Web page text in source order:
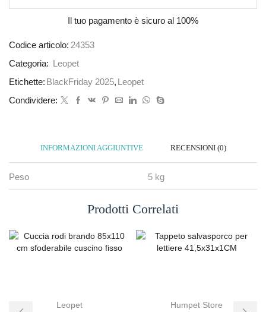
Il tuo pagamento è sicuro al 100%
Codice articolo: 24353
Categoria:
Leopet
Etichette: BlackFriday 2025,
Leopet
Condividere:
INFORMAZIONI AGGIUNTIVE RECENSIONI (0)
Peso 5 kg
Prodotti Correlati
Leopet
Humpet Store